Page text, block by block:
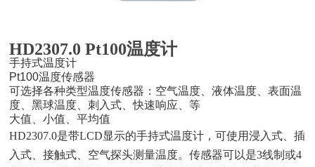
HD2307.0 Pt100温度计
手持式温度计
Pt100温度传感器
可选择各种类型温度传感器：空气温度、液体温度、表面温
度、黑球温度、刺入式、快速响应、等
大值、小值、平均值
HD2307.0是带LCD显示的手持式温度计，可使用浸入式、插
入式、接触式、空气探头测量温度。传感器可以是3线制或4